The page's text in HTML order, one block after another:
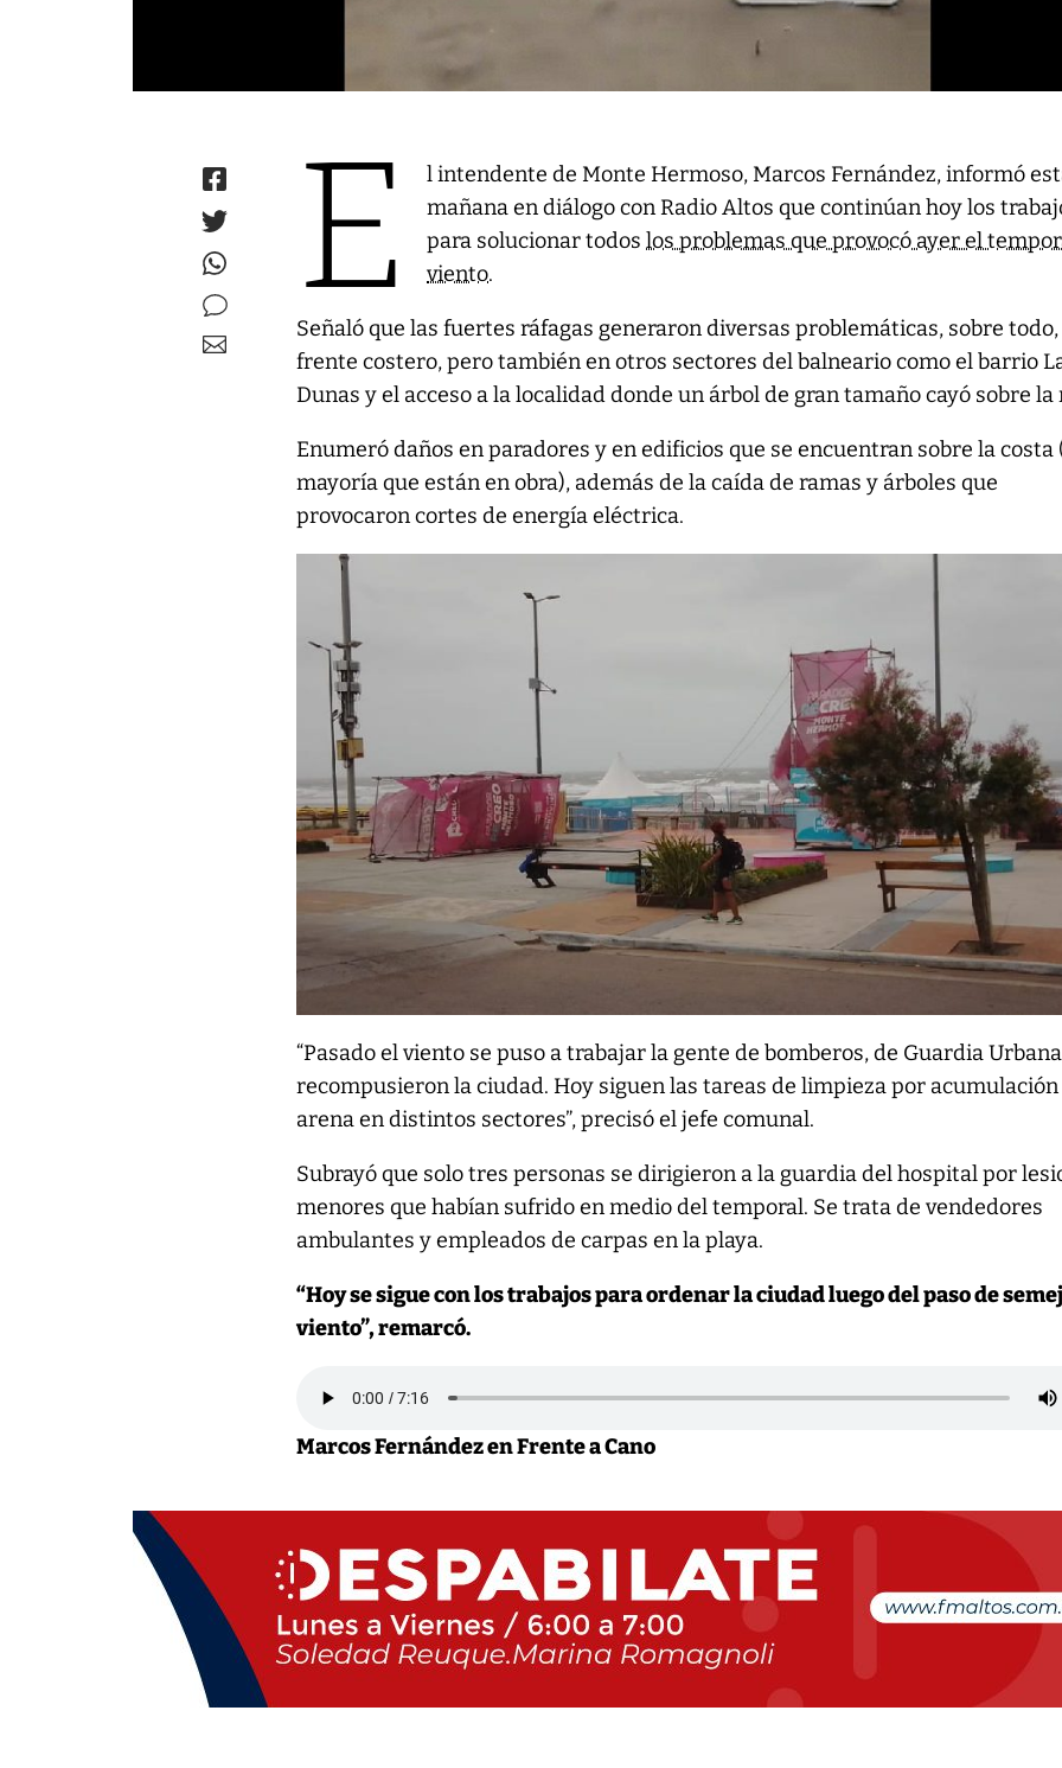
E
l intendente de Monte Hermoso, Marcos Fernández, informó
mañana en diálogo con Radio Altos que continúan hoy los
para solucionar todoslos problemas que provocó ayer el
viento.
Señaló que las fuertes ráfagas generaron diversas problemáticas, sobre
frente costero, pero también en otros sectores del balneario como el barrio
Dunas y el acceso a la localidad donde un árbol de gran tamaño cayó sobre la
Enumeró daños en paradores y en edificios que se encuentran sobre la costa
mayoría que están en obra), además de la caída de ramas y árboles que
provocaron cortes de energía eléctrica.
“Pasado el viento se puso a trabajar la gente de bomberos, de Guardia
recompusieron la ciudad. Hoy siguen las tareas de limpieza por acumulación
arena en distintos sectores”, precisó el jefe comunal.
Subrayó que solo tres personas se dirigieron a la guardia del hospital por
menores que habían sufrido en medio del temporal. Se trata de vendedores
ambulantes y empleados de carpas en la playa.
“Hoy se sigue con los trabajos para ordenar la ciudad luego del paso de
viento”, remarcó.
Marcos Fernández en Frente a Cano